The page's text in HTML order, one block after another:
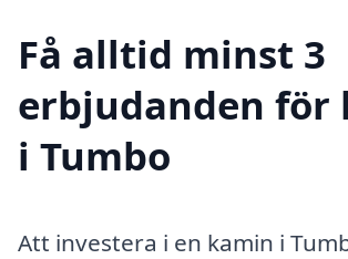
Få alltid minst 3
erbjudanden för
i Tumbo
Att investera i en kamin i